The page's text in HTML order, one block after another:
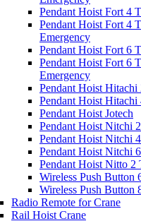
Pendant Hoist Fort 4
Pendant Hoist Fort 4
Emergency
Pendant Hoist Fort 6
Pendant Hoist Fort 6
Emergency
Pendant Hoist Hitachi
Pendant Hoist Hitachi
Pendant Hoist Jotech
Pendant Hoist Nitchi
Pendant Hoist Nitchi
Pendant Hoist Nitchi
Pendant Hoist Nitto 2
Wireless Push Button
Wireless Push Button
Radio Remote for Crane
Rail Hoist Crane